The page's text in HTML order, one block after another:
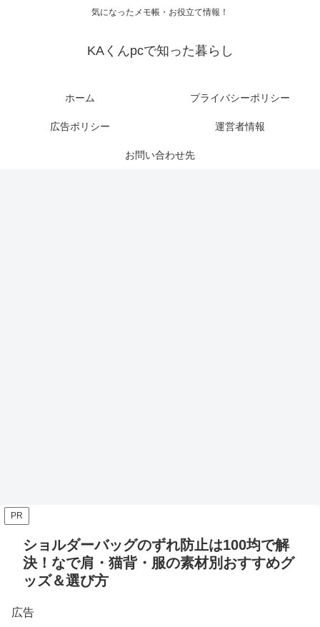
気になったメモ帳・お役立て情報！
KAくんpcで知った暮らし
ホーム プライバシーポリシー
広告ポリシー 運営者情報
お問い合わせ先
PR
ショルダーバッグのずれ防止は100均で解
決！なで肩・猫背・服の素材別おすすめグ
ッズ＆選び方
広告